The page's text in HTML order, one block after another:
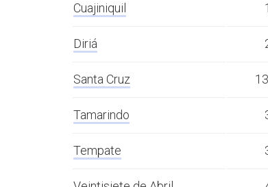
Cuajiniquil
Diriá
Santa Cruz
Tamarindo
Tempate